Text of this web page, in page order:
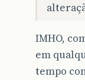
IMHO,
em
tempo